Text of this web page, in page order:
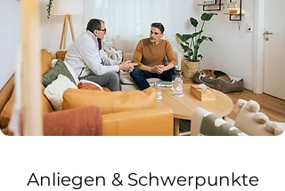
Anliegen & Schwerpunkte